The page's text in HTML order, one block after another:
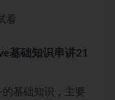
看
基础知识串讲21
基础知识，主要